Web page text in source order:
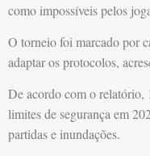
como impossíveis pelos
O torneio foi marcado por
adaptar os protocolos,
De acordo com o relatório,
limites de segurança em
partidas e inundações.